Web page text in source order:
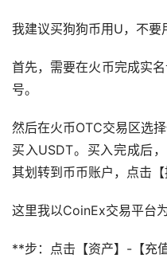
我建议买狗狗币用U，不要
首先，需要在火币完成实
号。
然后在火币OTC交易区选
买入USDT。买入完成后
其划转到币币账户，点击【
这里我以CoinEx交易平台
**步：点击【资产】-【充值